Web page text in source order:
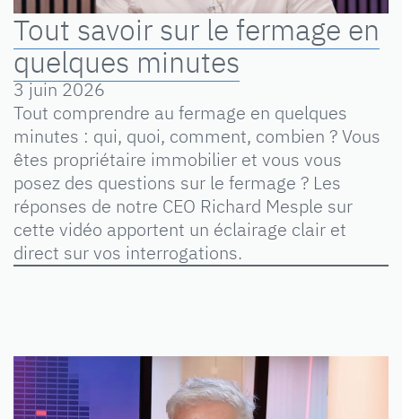
Tout savoir sur le fermage en
quelques minutes
3 juin 2026
Tout comprendre au fermage en quelques
minutes : qui, quoi, comment, combien ? Vous
êtes propriétaire immobilier et vous vous
posez des questions sur le fermage ? Les
réponses de notre CEO Richard Mesple sur
cette vidéo apportent un éclairage clair et
direct sur vos interrogations.